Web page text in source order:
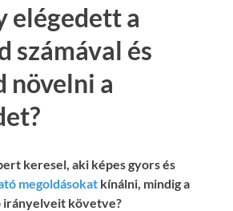
elégedett a
számával és
növelni a
keresel, aki képes gyors és
megoldásokat kínálni, mindig a
irányelveit követve?